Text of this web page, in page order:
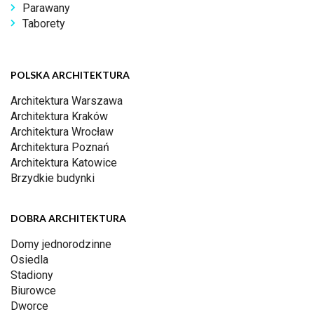
Parawany
Taborety
POLSKA ARCHITEKTURA
Architektura Warszawa
Architektura Kraków
Architektura Wrocław
Architektura Poznań
Architektura Katowice
Brzydkie budynki
DOBRA ARCHITEKTURA
Domy jednorodzinne
Osiedla
Stadiony
Biurowce
Dworce